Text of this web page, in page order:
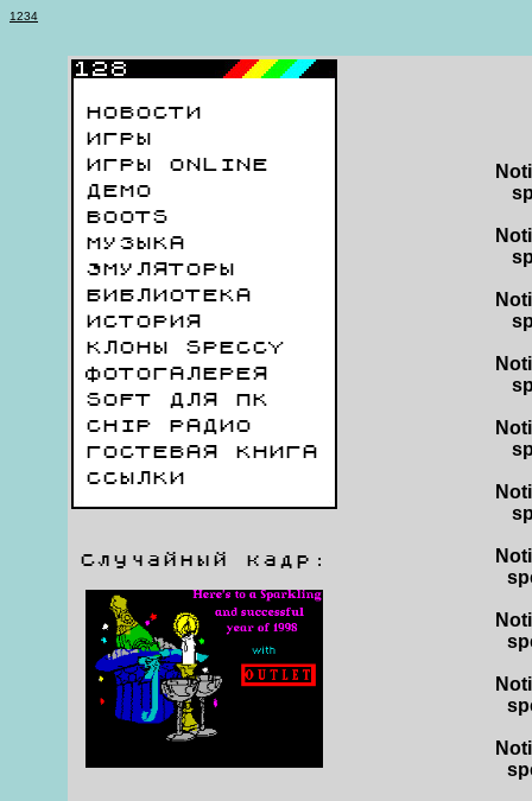
1234
НОВОСТИ
ИГРЫ
ИГРЫ ONLINE
ДЕМО
BOOTS
МУЗЫКА
ЭМУЛЯТОРЫ
БИБЛИОТЕКА
ИСТОРИЯ
КЛОНЫ SPECCY
ФОТОГАЛЕРЕЯ
SOFT ДЛЯ ПК
CHIP РАДИО
ГОСТЕВАЯ КНИГА
ССЫЛКИ
Случайный кадр: